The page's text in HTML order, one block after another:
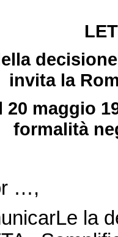
invita la
maggio
formalità
…,
la